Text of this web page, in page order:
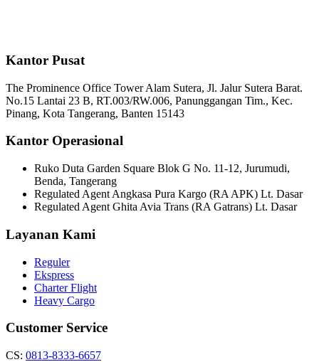
Kantor Pusat
The Prominence Office Tower Alam Sutera, Jl. Jalur Sutera Barat.
No.15 Lantai 23 B, RT.003/RW.006, Panunggangan Tim., Kec.
Pinang, Kota Tangerang, Banten 15143
Kantor Operasional
Ruko Duta Garden Square Blok G No. 11-12, Jurumudi,
Benda, Tangerang
Regulated Agent Angkasa Pura Kargo (RA APK) Lt. Dasar
Regulated Agent Ghita Avia Trans (RA Gatrans) Lt. Dasar
Layanan Kami
Reguler
Ekspress
Charter Flight
Heavy Cargo
Customer Service
CS: 0813-8333-6657